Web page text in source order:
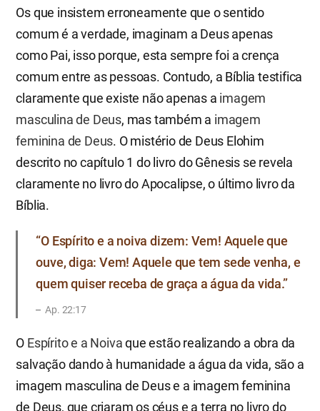
Os que insistem erroneamente que o sentido
comum é a verdade, imaginam a Deus apenas
como Pai, isso porque, esta sempre foi a crença
comum entre as pessoas. Contudo, a Bíblia testifica
claramente que existe não apenas a imagem
masculina de Deus, mas também a imagem
feminina de Deus. O mistério de Deus Elohim
descrito no capítulo 1 do livro do Gênesis se revela
claramente no livro do Apocalipse, o último livro da
Bíblia.
“O Espírito e a noiva dizem: Vem! Aquele que
ouve, diga: Vem! Aquele que tem sede venha, e
quem quiser receba de graça a água da vida.”
Ap. 22:17
O Espírito e a Noivaque estão realizando a obra da
salvação dando à humanidade a água da vida, são a
imagem masculina de Deus e a imagem feminina
de Deus, que criaram os céus e a terra no livro do